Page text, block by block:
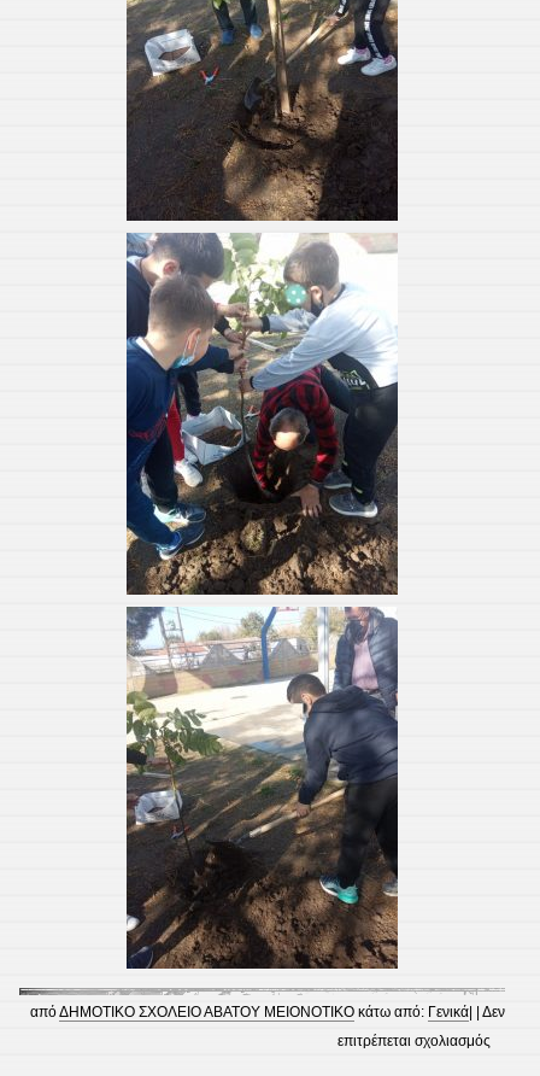
απόΔΗΜΟΤΙΚΟ ΣΧΟΛΕΙΟ ΑΒΑΤΟΥ ΜΕΙΟΝΟΤΙΚΟ κάτω από: Γενικά | |Δεν
επιτρέπεται σχολιασμός